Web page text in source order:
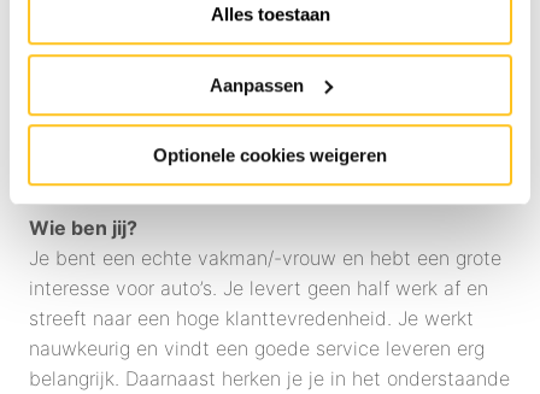
sollicitaties raadpleeg onzeHR Privacyverklaring
kunt de cookie instellingen te allen tijde aanpassen via de
link onderaan de website.
Alles toestaan
Aanpassen
Optionele cookies weigeren
Opvolgen van alle bijkomende werkzaamheden
en contact die voortvloeien uit de diagnoses;
Te woord staan van klanten om de juiste
diagnose te kunnen stellen of uitleg te geven
over een reparatie.
Wie ben jij?
Je bent een echte vakman/-vrouw en hebt een grote
interesse voor auto’s. Je levert geen half werk af en
streeft naar een hoge klanttevredenheid. Je werkt
nauwkeurig en vindt een goede service leveren erg
belangrijk. Daarnaast herken je je in het onderstaande